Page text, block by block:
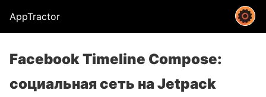
AppTractor
Facebook Timeline Compose:
социальная сеть на Jetpack